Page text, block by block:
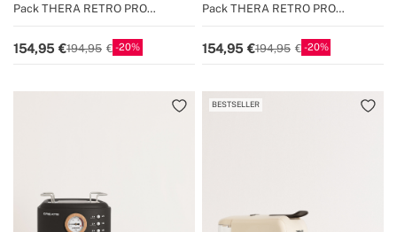
Pack THERA RETRO PRO
caffè e spezie
154,95 194,95 20
Pack THERA RETRO PRO
caffè e spezie
154,95 194,95 20
BESTSELLER